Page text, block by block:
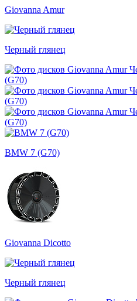
Giovanna Amur
Черный глянец
BMW 7 (G70)
Giovanna Dicotto
Черный глянец